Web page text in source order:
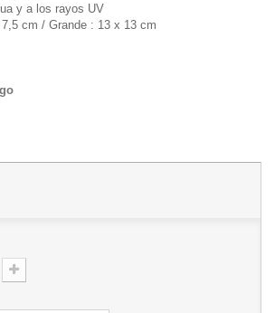
y a los rayos UV
cm / Grande : 13 x 13 cm